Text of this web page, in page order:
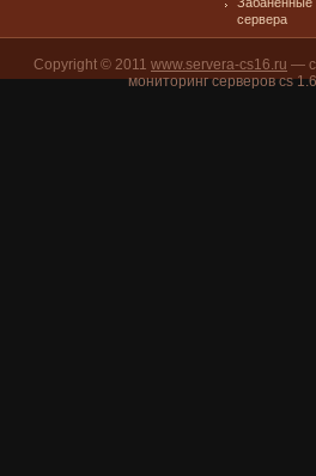
сервера
Copyright © 2011 www.servera-cs16.ru —
мониторинг серверов cs 1.6